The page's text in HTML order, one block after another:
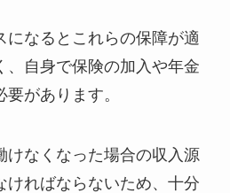
になるとこれらの保障が適
、自身で保険の加入や年金
があります。
けなくなった場合の収入源
ければならないため、十分